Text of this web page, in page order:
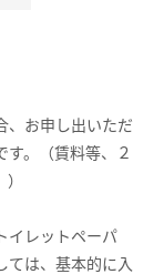
、お申し出いただ
す。（賃料等、２
イレットペーパ
ては、基本的に入